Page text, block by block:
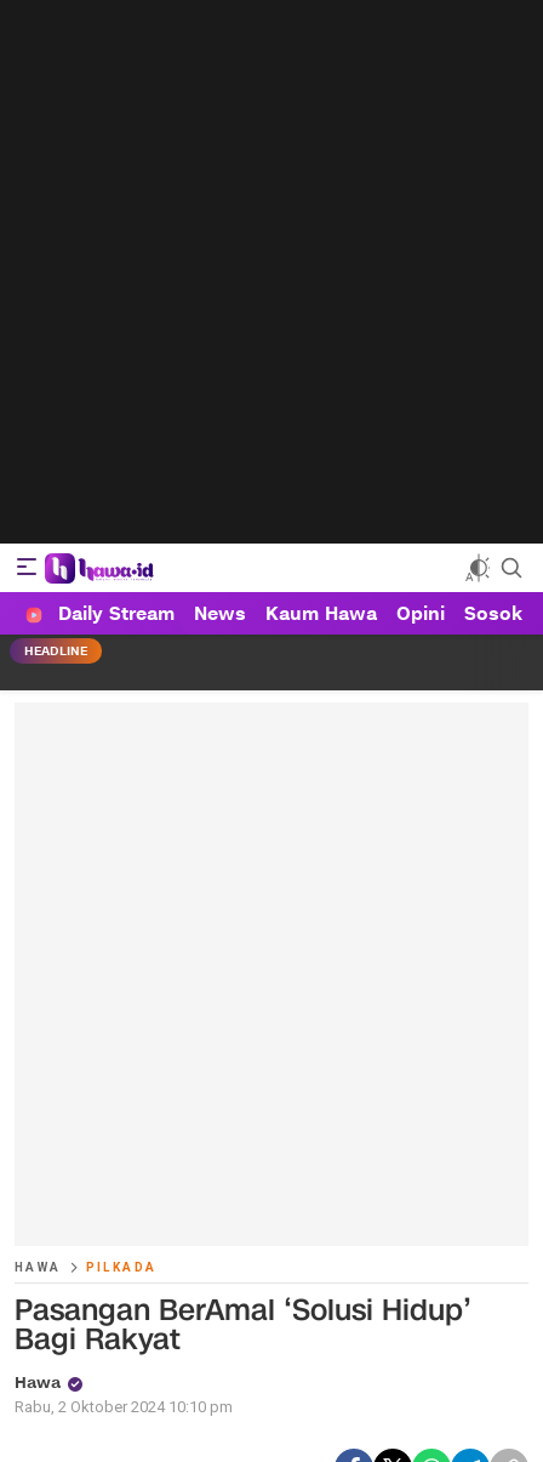
HAWA
Haluan Wanita Indonesia
Daily Stream News Kaum Hawa Opini Sosok
HEADLINE
HAWA PILKADA
Pasangan BerAmal ‘Solusi Hidup’
Bagi Rakyat
Hawa
Rabu, 2 Oktober 2024 10:10 pm